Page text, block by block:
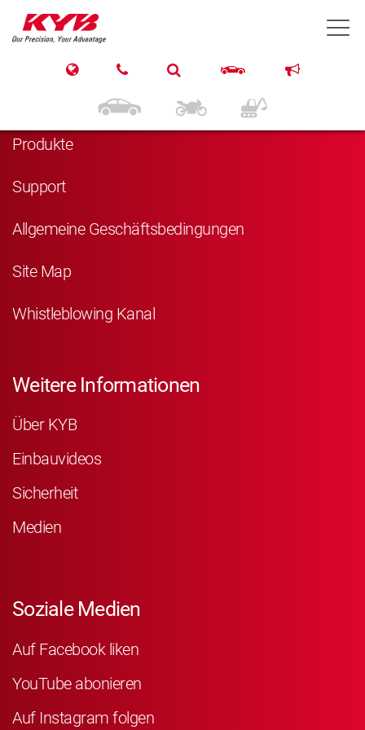
Navigation
Produkte
Support
Allgemeine Geschäftsbedingungen
Site Map
Whistleblowing Kanal
Weitere Informationen
Über KYB
Einbauvideos
Sicherheit
Medien
Soziale Medien
Auf Facebook liken
YouTube abonieren
Auf Instagram folgen